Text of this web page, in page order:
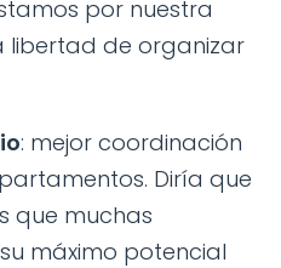
por nuestra
libertad de organizar
: mejor coordinación
Diría que
que muchas
máximo potencial